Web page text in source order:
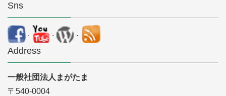
Sns
. . .
Address
一般社団法人まがたま
〒540-0004